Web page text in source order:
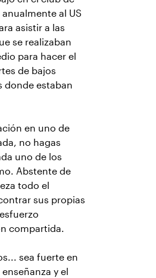
al US
asistir a las
se realizaban
para hacer el
de bajos
donde estaban
en uno de
no hagas
uno de los
Abstente de
todo el
sus propias
compartida.
sea fuerte en
y el